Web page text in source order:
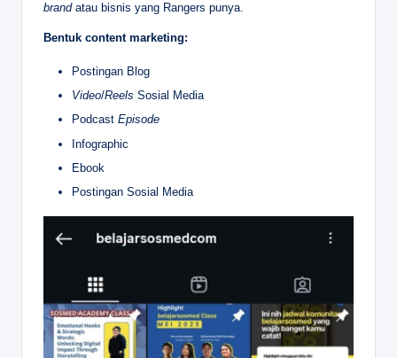
brand atau bisnis yang Rangers punya.
Bentuk content marketing:
Postingan Blog
Video/Reels Sosial Media
Podcast Episode
Infographic
Ebook
Postingan Sosial Media